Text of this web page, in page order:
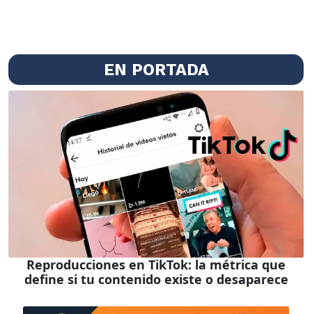
EN PORTADA
Reproducciones en TikTok: la métrica que
define si tu contenido existe o desaparece